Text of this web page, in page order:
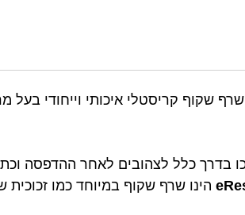
שרף שקוף קריסטלי איכותי וייחודי
בדרך כלל לצהובים לאחר ההדפסה
הינו שרף שקוף במיוחד כמו זכוכית